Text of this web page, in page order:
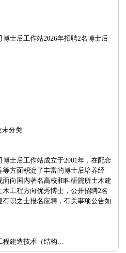
士后工作站2026年招聘2名博士后
未分类
士后工作站成立于2001年，在配套
方面积淀了丰富的博士后培养经
向国内著名高校和科研院所土木建
工程方向优秀博士，公开招聘2名
识之士报名应聘，有关事项公告如
程建造技术（结构…